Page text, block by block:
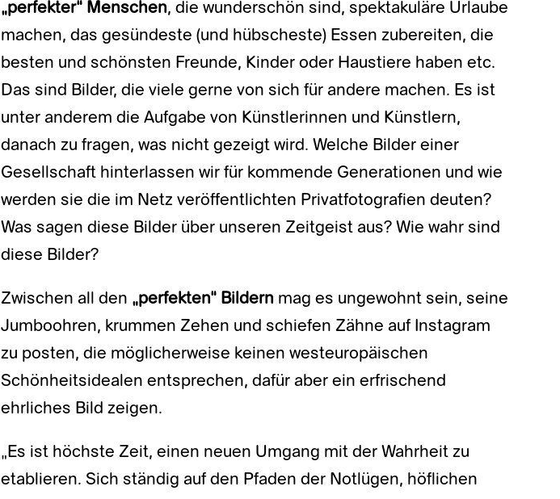
„perfekter“ Menschen, die wunderschön sind, spektakuläre Urlaube
machen, das gesündeste (und hübscheste) Essen zubereiten, die
besten und schönsten Freunde, Kinder oder Haustiere haben etc.
Das sind Bilder, die viele gerne von sich für andere machen. Es ist
unter anderem die Aufgabe von Künstlerinnen und Künstlern,
danach zu fragen, was nicht gezeigt wird. Welche Bilder einer
Gesellschaft hinterlassen wir für kommende Generationen und wie
werden sie die im Netz veröffentlichten Privatfotografien deuten?
Was sagen diese Bilder über unseren Zeitgeist aus? Wie wahr sind
diese Bilder?
Zwischen all den „perfekten“ Bildern mag es ungewohnt sein, seine
Jumboohren, krummen Zehen und schiefen Zähne auf Instagram
zu posten, die möglicherweise keinen westeuropäischen
Schönheitsidealen entsprechen, dafür aber ein erfrischend
ehrliches Bild zeigen.
„Es ist höchste Zeit, einen neuen Umgang mit der Wahrheit zu
etablieren. Sich ständig auf den Pfaden der Notlügen, höflichen